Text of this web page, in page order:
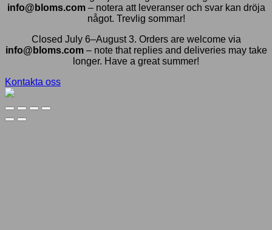
info@bloms.com– notera att leveranser och svar kan dröja
något. Trevlig sommar!
Closed July 6–August 3. Orders are welcome via
info@bloms.com– note that replies and deliveries may take
longer. Have a great summer!
Kontakta oss